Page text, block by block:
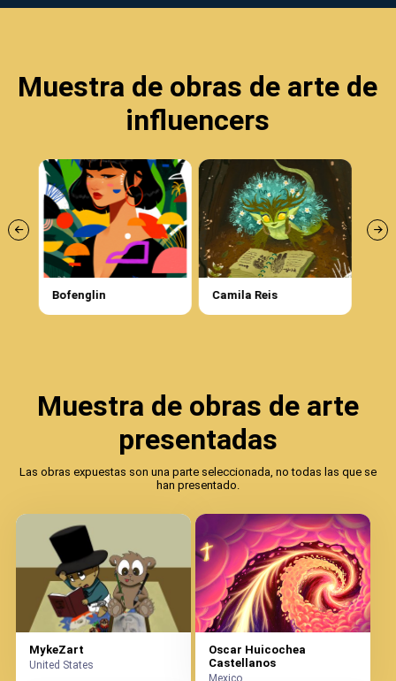
Muestra de obras de arte de
influencers
Bofenglin Camila Reis
Muestra de obras de arte
presentadas
Las obras expuestas son una parte seleccionada, no todas las que se
han presentado.
MykeZart
United States
Oscar Huicochea
Castellanos
Mexico